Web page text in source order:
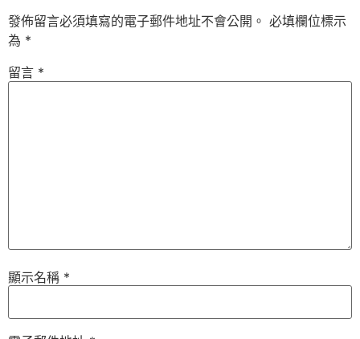
發佈留言必須填寫的電子郵件地址不會公開。 必填欄位標示
為 *
留言 *
顯示名稱 *